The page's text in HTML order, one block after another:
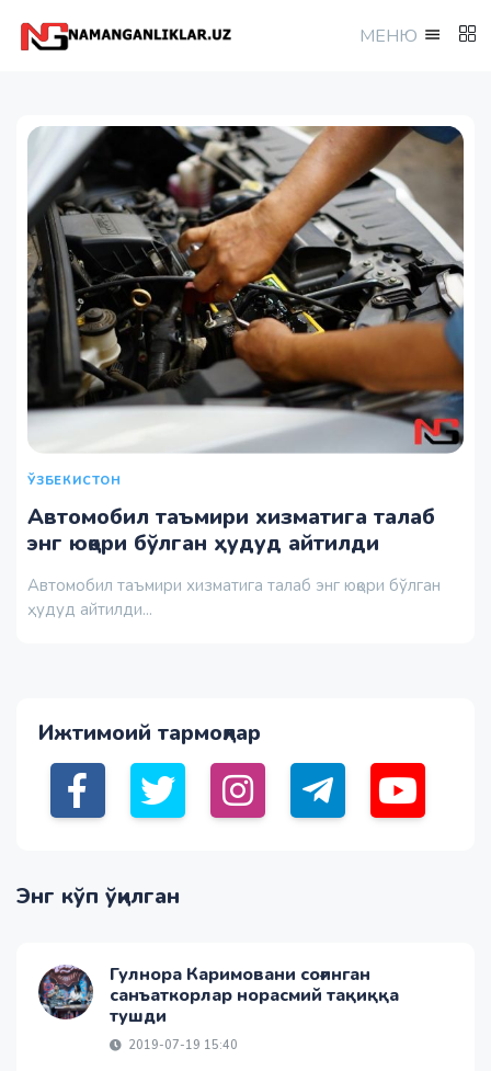
МEНЮ
ЎЗБЕКИСТОН
Автомобил таъмири хизматига талаб
энг юқори бўлган ҳудуд айтилди
Автомобил таъмири хизматига талаб энг юқори бўлган
ҳудуд айтилди...
Ижтимоий тармоқлар
Энг кўп ўқилган
Гулнора Каримовани соғинган
санъаткорлар норасмий тақиққа
тушди
2019-07-19 15:40